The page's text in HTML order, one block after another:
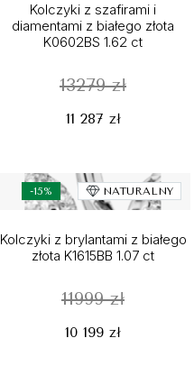
Kolczyki z szafirami i
diamentami z białego złota
K0602BS 1.62 ct
13279 zł
11 287 zł
-15% NATURALNY
Kolczyki z brylantami z białego
złota K1615BB 1.07 ct
11999 zł
10 199 zł